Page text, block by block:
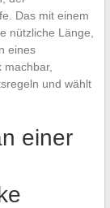
Das mit einem
nützliche Länge,
eines
und wählt
einer